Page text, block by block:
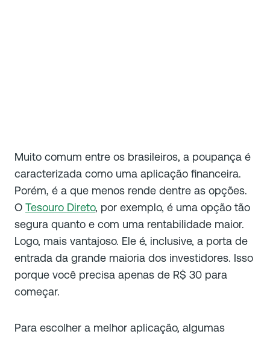
Muito comum entre os brasileiros, a poupança é
caracterizada como uma aplicação financeira.
Porém, é a que menos rende dentre as opções.
O Tesouro Direto, por exemplo, é uma opção tão
segura quanto e com uma rentabilidade maior.
Logo, mais vantajoso. Ele é, inclusive, a porta de
entrada da grande maioria dos investidores. Isso
porque você precisa apenas de R$ 30 para
começar.
Para escolher a melhor aplicação, algumas